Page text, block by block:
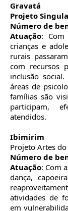
Gravatá
Projeto
Número de
Atuação: Com
crianças e
rurais
com recursos
inclusão
áreas de
famílias são
participam,
atendidos.
Ibimirim
Projeto Artes do
Número de
Atuação: Com
dança,
atividades de
em